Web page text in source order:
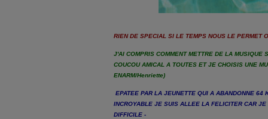
RIEN DE SPECIAL SI LE TEMPS NOUS LE PERMET
J'AI COMPRIS COMMENT METTRE DE LA MUSIQUE
COUCOU AMICAL A TOUTES ET JE CHOISIS UNE
ENARM/Henriette)
EPATEE PAR LA JEUNETTE QUI A ABANDONNE 64
INCROYABLE JE SUIS ALLEE LA FELICITER CAR JE
DIFFICILE -